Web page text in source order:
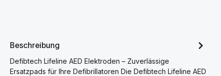
Beschreibung
Defibtech Lifeline AED Elektroden – Zuverlässige
Ersatzpads für Ihre Defibrillatoren Die Defibtech Lifeline AED